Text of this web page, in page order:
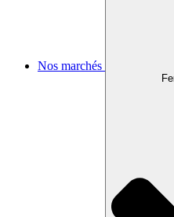
Nos marchés